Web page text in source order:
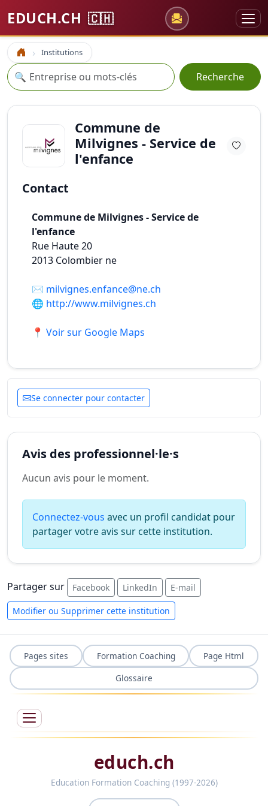
EDUCH.CH 🇨🇭
Accueil Institutions
Recherche
🔍 Recherche
Commune de
Milvignes - Service de
l'enfance
Contact
Commune de Milvignes - Service de
l'enfance
Rue Haute 20
2013 Colombier ne
✉️ milvignes.enfance@ne.ch
🌐 http://www.milvignes.ch
📍 Voir sur Google Maps
Se connecter pour contacter
Avis des professionnel·le·s
Aucun avis pour le moment.
Connectez-vous avec un profil candidat pour
partager votre avis sur cette institution.
Partager sur Facebook LinkedIn E-mail
Modifier ou Supprimer cette institution
Pages sites Formation Coaching
Page Html
Glossaire
educh.ch
Education Formation Coaching (1997-2026)